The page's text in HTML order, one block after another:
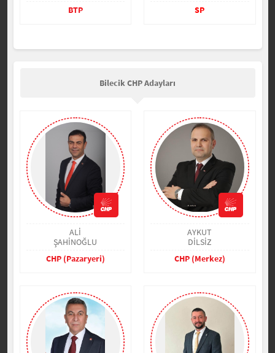
BTP
SP
Bilecik CHP Adayları
ALİ
ŞAHİNOĞLU
CHP (Pazaryeri)
AYKUT
DİLSİZ
CHP (Merkez)